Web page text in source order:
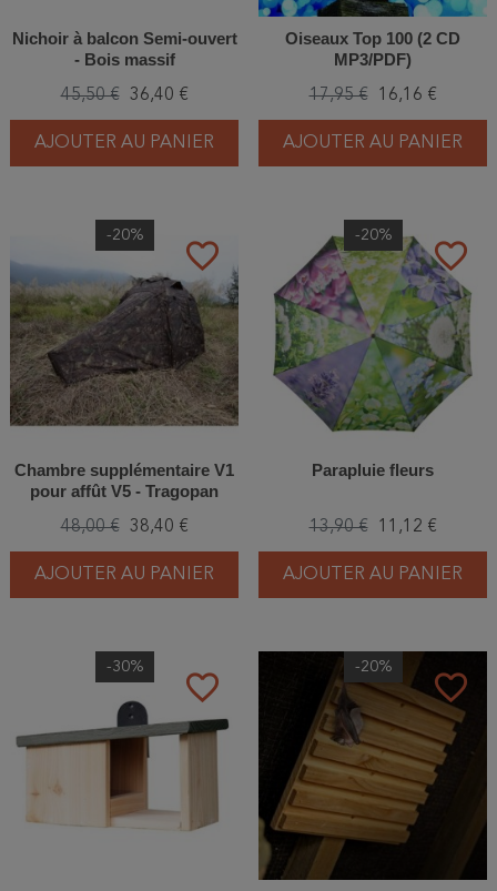
Nichoir à balcon Semi-ouvert
- Bois massif
45,50 € 36,40 €
AJOUTER AU PANIER
Oiseaux Top 100 (2 CD
MP3/PDF)
17,95 € 16,16 €
AJOUTER AU PANIER
favorite_border
-20%
Chambre supplémentaire V1
pour affût V5 - Tragopan
48,00 € 38,40 €
AJOUTER AU PANIER
favorite_border
-20%
Parapluie fleurs
13,90 € 11,12 €
AJOUTER AU PANIER
favorite_border
-30%
favorite_border
-20%